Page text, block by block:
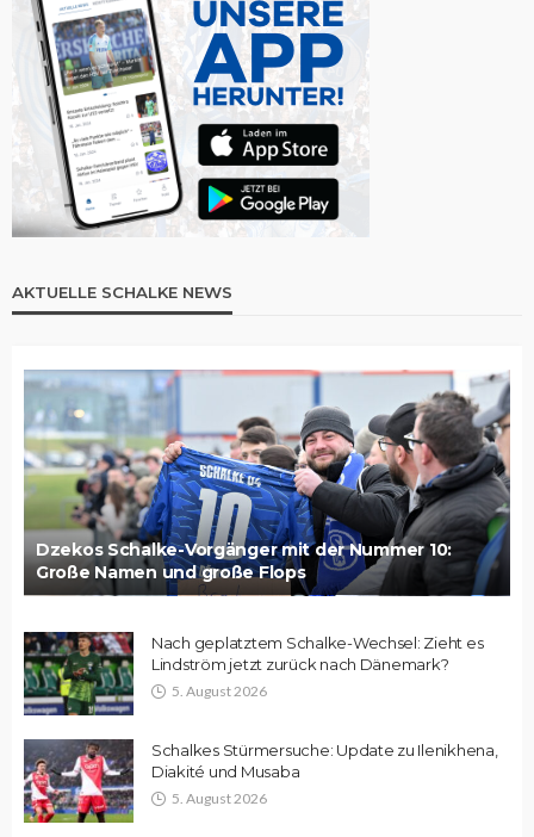
AKTUELLE SCHALKE NEWS
Dzekos Schalke-Vorgänger mit der Nummer 10:
Große Namen und große Flops
Nach geplatztem Schalke-Wechsel: Zieht es
Lindström jetzt zurück nach Dänemark?
5. August 2026
Schalkes Stürmersuche: Update zu Ilenikhena,
Diakité und Musaba
5. August 2026